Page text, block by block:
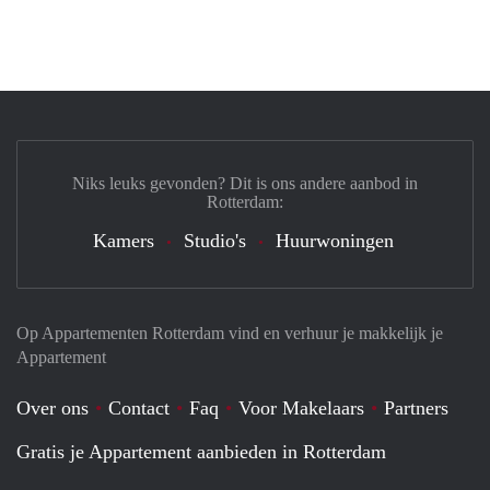
Op Appartementen Rotterdam vind en verhuur je makkelijk je
Appartement
Over ons Contact Faq Voor Makelaars
Partners
Gratis je Appartement aanbieden in Rotterdam
Niks leuks gevonden? Dit is ons andere aanbod in
Rotterdam:
Kamers Studio's Huurwoningen